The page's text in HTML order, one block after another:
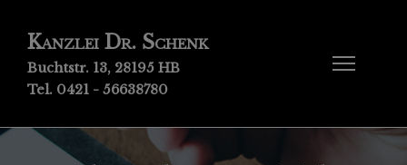
Kanzlei Dr. Schenk
Buchtstr. 13, 28195 HB
Tel. 0421 - 56638780